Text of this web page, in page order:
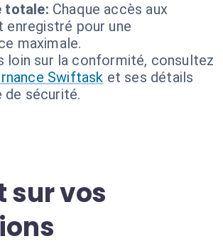
totale: Chaque accès aux
enregistré pour une
maximale.
loin sur la conformité, consultez
Swiftask et ses détails
sécurité.
sur vos